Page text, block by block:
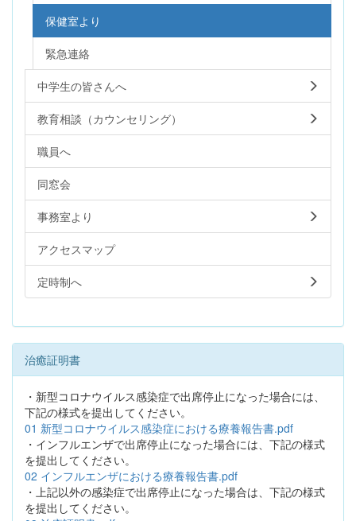
保健室より
緊急連絡
中学生の皆さんへ
教育相談（カウンセリング）
職員へ
同窓会
事務室より
アクセスマップ
定時制へ
治癒証明書
・新型コロナウイルス感染症で出席停止になった場合には、
下記の様式を提出してください。
01 新型コロナウイルス感染症における療養報告書.pdf
・インフルエンザで出席停止になった場合には、下記の様式
を提出してください。
02 インフルエンザにおける療養報告書.pdf
・上記以外の感染症で出席停止になった場合は、下記の様式
を提出してください。